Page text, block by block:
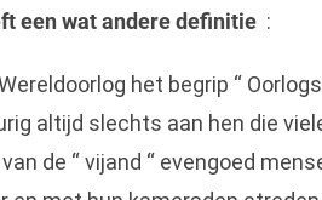
een wat andere definitie:
het begrip “
altijd slechts aan hen die
de “ vijand “ evengoed